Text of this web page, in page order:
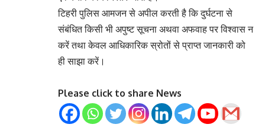
टिहरी पुलिस आमजन से अपील करती है कि दुर्घटना से
संबंधित किसी भी अपुष्ट सूचना अथवा अफवाह पर विश्वास न
करें तथा केवल आधिकारिक स्रोतों से प्राप्त जानकारी को
ही साझा करें।
Please click to share News